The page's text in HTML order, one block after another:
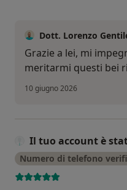
Dott. Lorenzo
Grazie a lei, mi
meritarmi questi bei
10 giugno 2026
Il tuo account è
Numero di telefono